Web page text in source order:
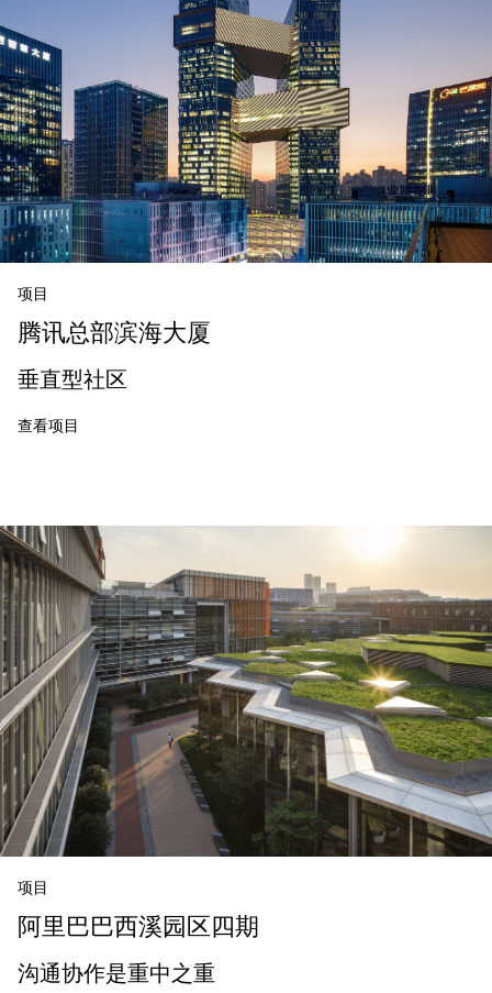
项目
腾讯总部滨海大厦
垂直型社区
查看项目
项目
阿里巴巴西溪园区四期
沟通协作是重中之重